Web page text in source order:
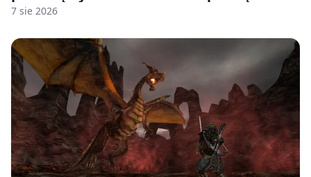
7 sie 2026